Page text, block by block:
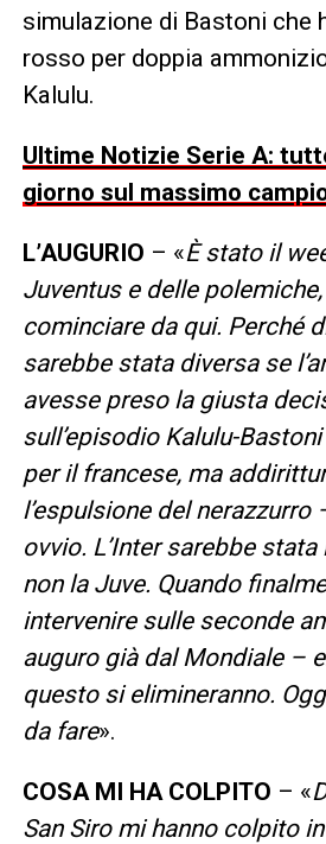
simulazione di Bastoni che
rosso per doppia
Kalulu.
Ultime Notizie Serie A:
giorno sul massimo
L’AUGURIO – «È stato il
Juventus e delle
cominciare da qui. Perché
sarebbe stata diversa se
avesse preso la giusta
sull’episodio Kalulu-
per il francese, ma
l’espulsione del nerazzurro
ovvio. L’Inter sarebbe
non la Juve. Quando
intervenire sulle seconde
auguro già dal Mondiale –
questo si elimineranno.
da fare».
COSA MI HA COLPITO – «
San Siro mi hanno colpito